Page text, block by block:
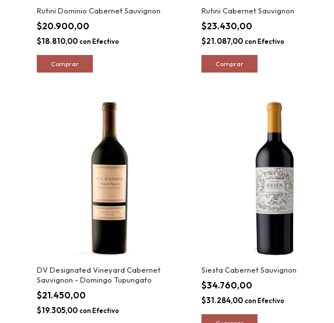
Rutini Dominio Cabernet Sauvignon
$20.900,00
$18.810,00con Efectivo
Rutini Cabernet Sauvignon
$23.430,00
$21.087,00 con Efectivo
DV Designated Vineyard Cabernet
Sauvignon - Domingo Tupungato
$21.450,00
$19.305,00conEfectivo
Siesta Cabernet Sauvignon
$34.760,00
$31.284,00 conEfectivo